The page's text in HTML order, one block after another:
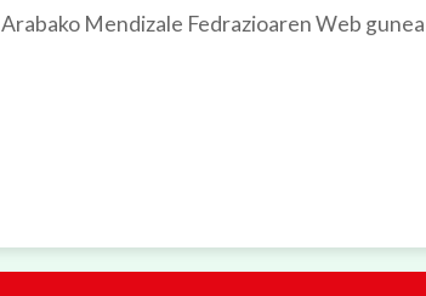
Arabako Mendizale Fedrazioaren Web gunea